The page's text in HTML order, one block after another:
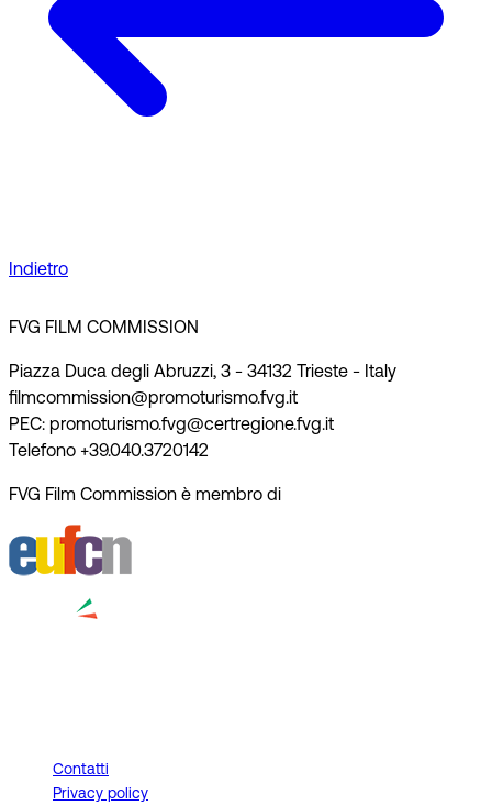
Indietro
FVG FILM COMMISSION
Piazza Duca degli Abruzzi, 3 - 34132 Trieste - Italy
filmcommission@promoturismo.fvg.it
PEC: promoturismo.fvg@certregione.fvg.it
Telefono +39.040.3720142
FVG Film Commission è membro di
Contatti
Privacy policy